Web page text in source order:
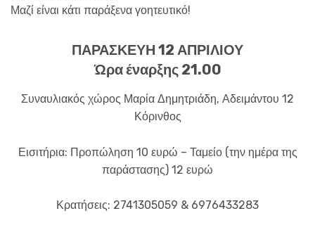
Μαζί είναι κάτι παράξενα γοητευτικό!
ΠΑΡΑΣΚΕΥΗ 12 ΑΠΡΙΛΙΟΥ
Ώρα έναρξης 21.00
Συναυλιακός χώρος Μαρία Δημητριάδη, Αδειμάντου 12
Κόρινθος
Εισιτήρια: Προπώληση 10 ευρώ – Ταμείο (την ημέρα της
παράστασης) 12 ευρώ
Κρατήσεις: 2741305059 & 6976433283